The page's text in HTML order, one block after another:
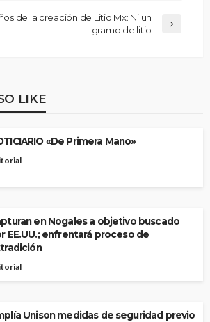
de la creación de Litio Mx: Ni un
gramo de litio
LIKE
«De Primera Mano»
en Nogales a objetivo buscado
EE.UU.; enfrentará proceso de
Unison medidas de seguridad previo